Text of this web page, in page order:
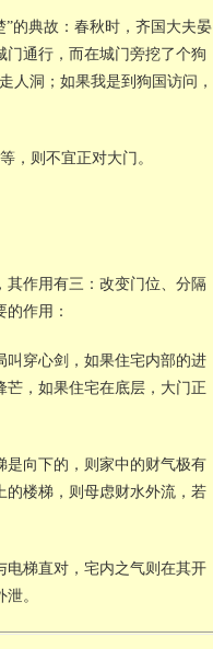
的典故：春秋时，齐国大夫晏
通行，而在城门旁挖了个狗
人洞；如果我是到狗国访问，
，则不宜正对大门。
作用有三：改变门位、分隔
作用：
叫穿心剑，如果住宅内部的进
，如果住宅在底层，大门正
是向下的，则家中的财气极有
的楼梯，则母虑财水外流，若
电梯直对，宅内之气则在其开
。